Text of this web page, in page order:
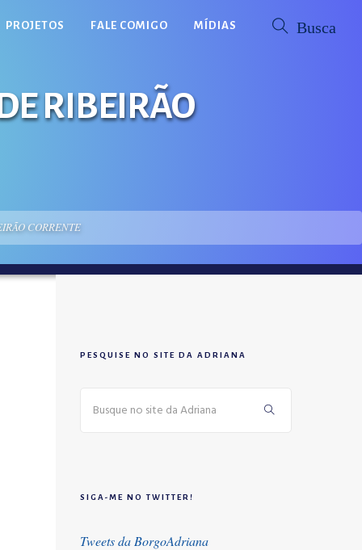
PROJETOS FALE COMIGO MÍDIAS
RIBEIRÃO
CORRENTE
PESQUISE NO SITE DA ADRIANA
SIGA-ME NO TWITTER!
Tweets da BorgoAdriana